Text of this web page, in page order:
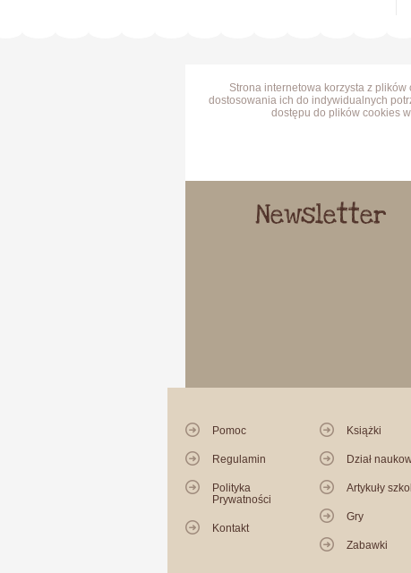
Strona internetowa korzysta z
dostosowania ich do indywidualnych
dostępu do plików cookies
Newsletter
Pomoc
Regulamin
Polityka
Prywatności
Kontakt
Książki
Dział
Artykuły
Gry
Zabawki